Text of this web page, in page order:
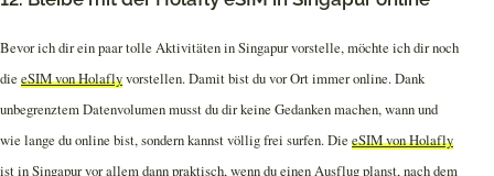
Bevor ich dir ein paar tolle Aktivitäten in Singapur vorstelle, möchte ich dir noch
die eSIM von Holaflyvorstellen. Damit bist du vor Ort immer online. Dank
unbegrenztem Datenvolumen musst du dir keine Gedanken machen, wann und
wie lange du online bist, sondern kannst völlig frei surfen. Die eSIM von Holafly
ist in Singapur vor allem dann praktisch, wenn du einen Ausflug planst, nach dem